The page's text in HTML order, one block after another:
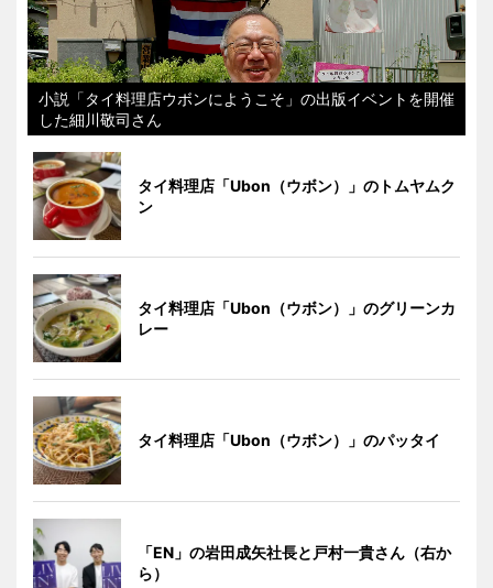
小説「タイ料理店ウボンにようこそ」の出版イベントを開催
した細川敬司さん
タイ料理店「Ubon（ウボン）」のトムヤムク
ン
タイ料理店「Ubon（ウボン）」のグリーンカ
レー
タイ料理店「Ubon（ウボン）」のパッタイ
「EN」の岩田成矢社長と戸村一貴さん（右か
ら）